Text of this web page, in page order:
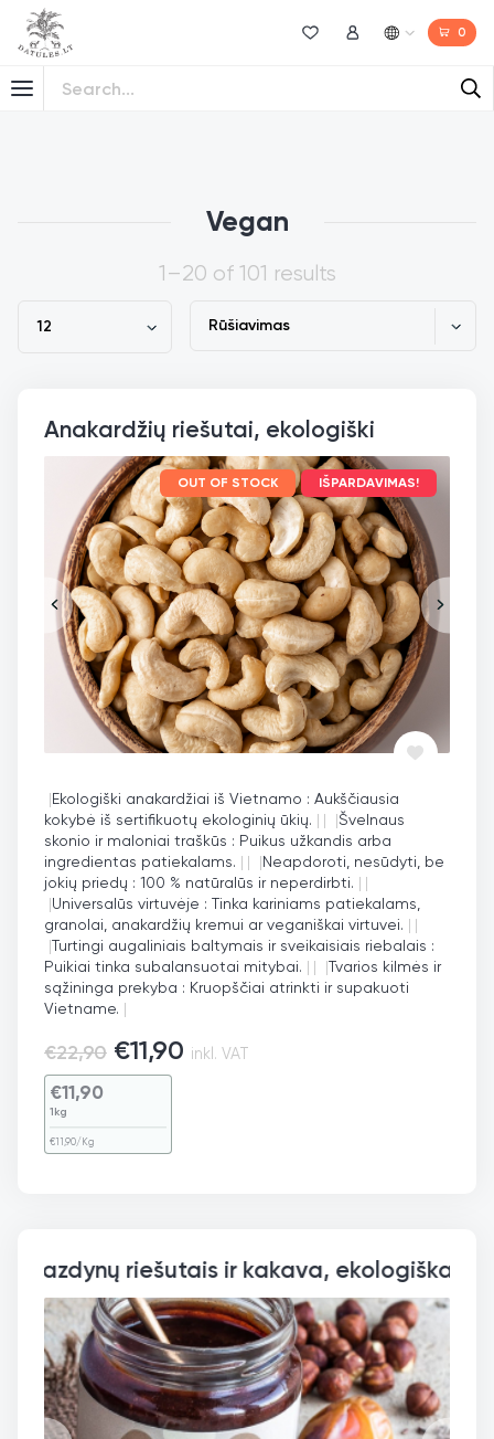
Norų sąrašas
Mano paskyra 0
Vegan
1–20 of 101 results
Anakardžių riešutai, ekologiški
OUT OF STOCK IŠPARDAVIMAS!
|Ekologiški anakardžiai iš Vietnamo : Aukščiausia
kokybė iš sertifikuotų ekologinių ūkių. | | |Švelnaus
skonio ir maloniai traškūs : Puikus užkandis arba
ingredientas patiekalams. | | |Neapdoroti, nesūdyti, be
jokių priedų : 100 % natūralūs ir neperdirbti. | |
|Universalūs virtuvėje : Tinka kariniams patiekalams,
granolai, anakardžių kremui ar veganiškai virtuvei. | |
|Turtingi augaliniais baltymais ir sveikaisiais riebalais :
Puikiai tinka subalansuotai mitybai. | | |Tvarios kilmės ir
sąžininga prekyba : Kruopščiai atrinkti ir supakuoti
Vietname. |
€22,90 €11,90 inkl. VAT
€11,90
1kg
€11,90/Kg
Datulių kremas su